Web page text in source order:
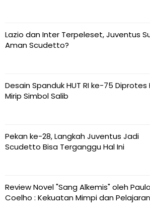
Lazio dan Inter Terpeleset, Juventus
Aman Scudetto?
Desain Spanduk HUT RI ke-75 Diprotes
Mirip Simbol Salib
Pekan ke-28, Langkah Juventus Jadi
Scudetto Bisa Terganggu Hal Ini
Review Novel "Sang Alkemis" oleh Paulo
Coelho : Kekuatan Mimpi dan